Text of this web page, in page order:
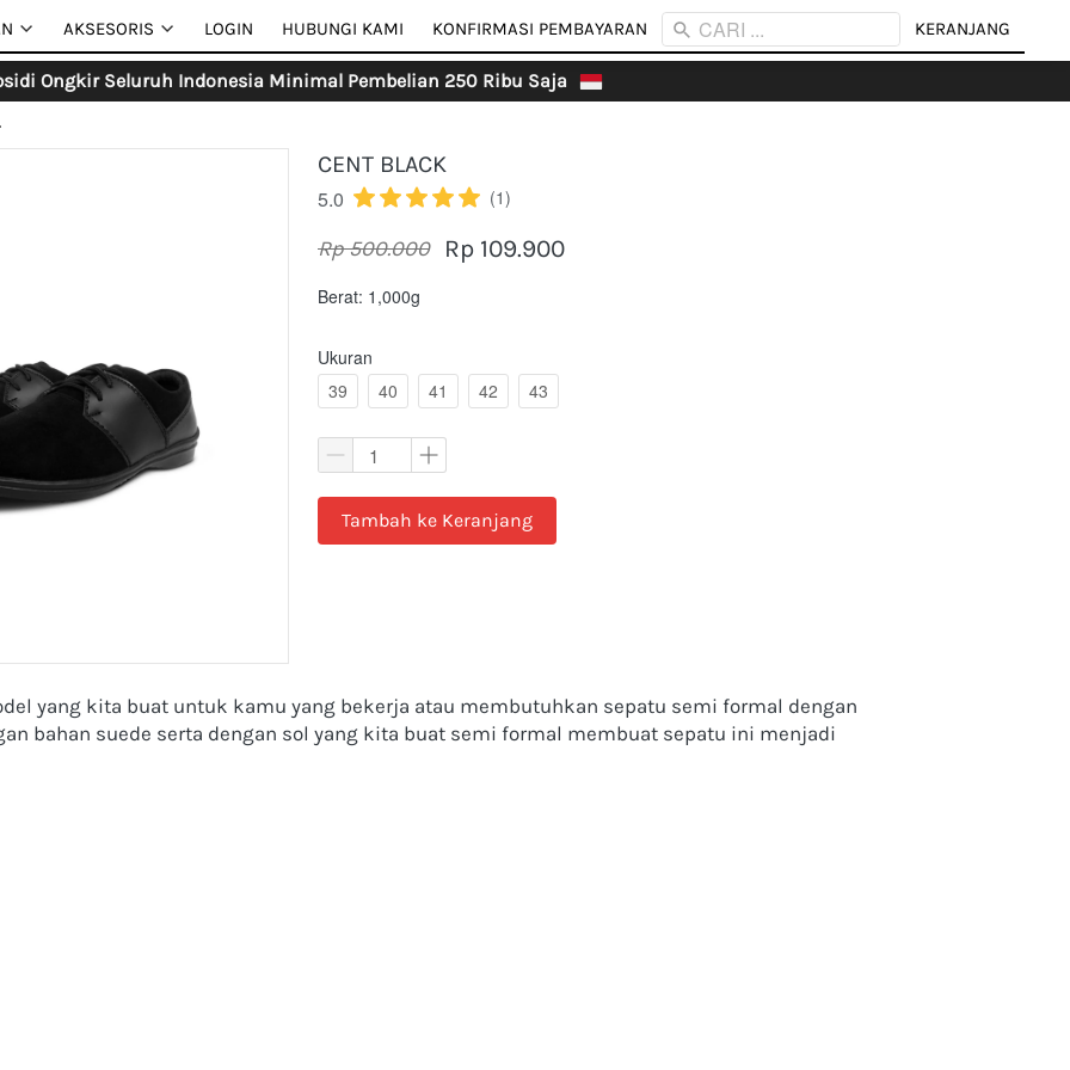
AKSESORIS LOGIN HUBUNGI KAMI KONFIRMASI PEMBAYARAN CARI ... KERANJANG
AKSESORIS LOGIN HUBUNGI KAMI KONFIRMASI PEMBAYARAN CARI ... KERANJANG
Ongkir Seluruh Indonesia Minimal Pembelian 250 Ribu Saja
CENT BLACK
5.0
(1)
Rp 500.000 Rp 109.900
Berat: 1,000g
Ukuran
39
40 41 42 43
`
Tambah ke Keranjang
yang kita buat untuk kamu yang bekerja atau membutuhkan sepatu semi formal dengan
bahan suede serta dengan sol yang kita buat semi formal membuat sepatu ini menjadi